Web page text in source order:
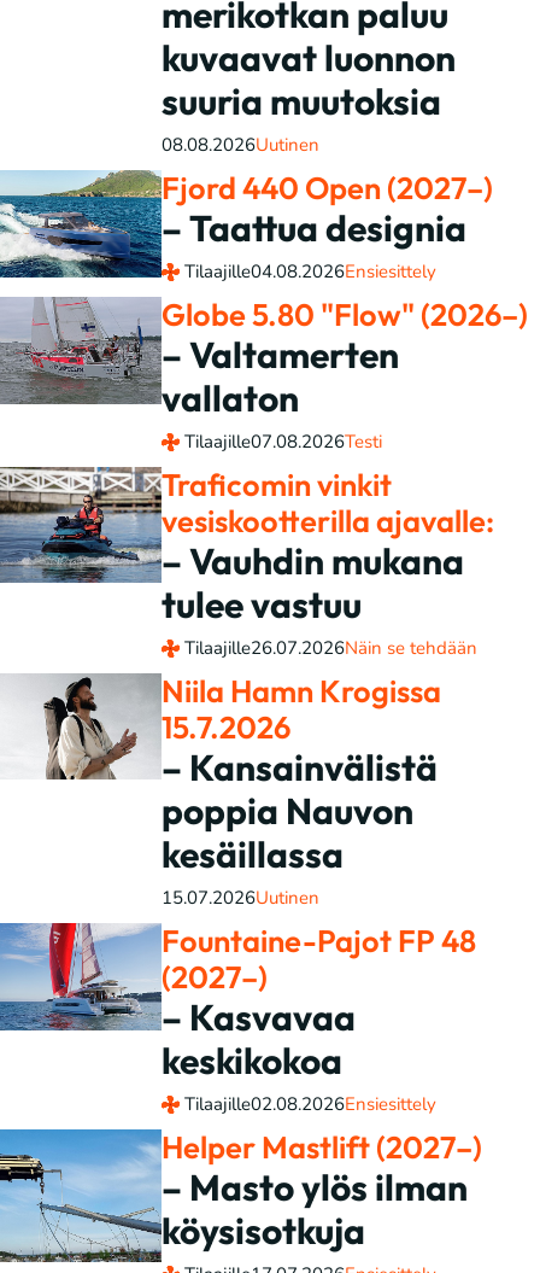
merikotkan paluu
kuvaavat luonnon
suuria muutoksia
08.08.2026Uutinen
Fjord 440 Open (2027–)
– Taattua designia
Tilaajille04.08.2026Ensiesittely
Globe 5.80 "Flow" (2026–)
– Valtamerten
vallaton
Tilaajille07.08.2026Testi
Traficomin vinkit
vesiskootterilla ajavalle:
– Vauhdin mukana
tulee vastuu
Tilaajille26.07.2026Näin se tehdään
Niila Hamn Krogissa
15.7.2026
– Kansainvälistä
poppia Nauvon
kesäillassa
15.07.2026Uutinen
Fountaine-Pajot FP 48
(2027–)
– Kasvavaa
keskikokoa
Tilaajille02.08.2026Ensiesittely
Helper Mastlift (2027–)
– Masto ylös ilman
köysisotkuja